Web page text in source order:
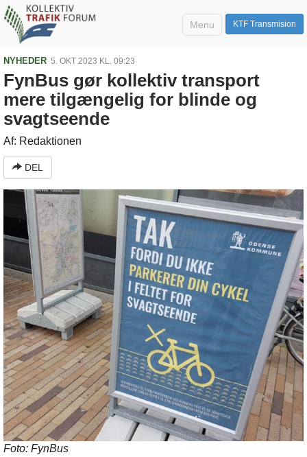
KTF Transmision
Menu
NYHEDER 5. OKT 2023 KL. 09:23
FynBus gør kollektiv transport
mere tilgængelig for blinde og
svagtseende
Af: Redaktionen
DEL
Foto: FynBus